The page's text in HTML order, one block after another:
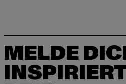
MELDE